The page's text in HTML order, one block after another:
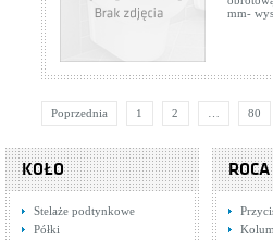
mm-
Poprzednia 1 2 80
KOŁO
Stelaże podtynkowe
Półki
ROCA